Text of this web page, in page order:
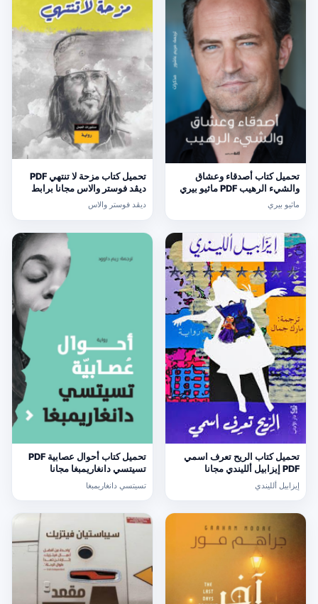
تحميل كتاب أصدقاء وعشاق
والشيء الرهيب PDF ماثيو بيري
مجانا برابط مباشر
ماثيو بيري
تحميل كتاب مزحة لا تنتهي PDF
ديڤد فوستر والاس مجانا برابط
مباشر
ديڤد فوستر والاس
تحميل كتاب الريح تعرف اسمي
PDF إيزابيل ألليندي مجانا
إيزابيل ألليندي
تحميل كتاب أحوال عصابية PDF
تسيتسي دانغاريمبغا مجانا
تسيتسي دانغاريمبغا